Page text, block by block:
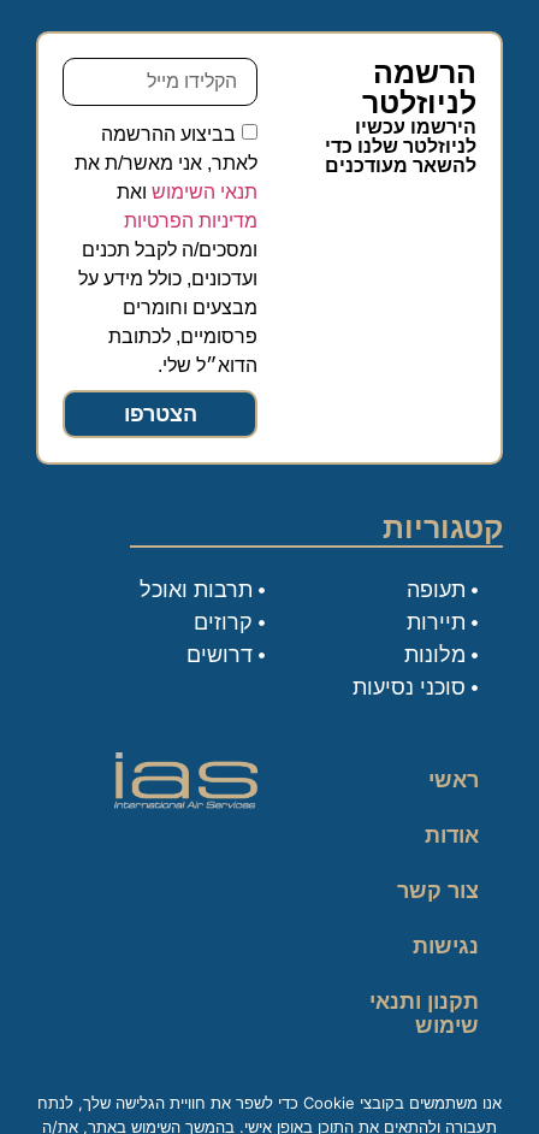
הרשמה
לניוזלטר
הירשמו עכשיו
לניוזלטר שלנו כדי
להשאר מעודכנים
בביצוע ההרשמה
לאתר, אני מאשר/ת את
תנאי השימוש ואת
מדיניות הפרטיות
ומסכים/ה לקבל תכנים
ועדכונים, כולל מידע על
מבצעים וחומרים
פרסומיים, לכתובת
הדוא״ל שלי.
הצטרפו
קטגוריות
תעופה
תיירות
מלונות
סוכני נסיעות
תרבות ואוכל
קרוזים
דרושים
ראשי
אודות
צור קשר
נגישות
תקנון ותנאי
שימוש
אנו משתמשים בקובצי Cookie כדי לשפר את חוויית הגלישה שלך, לנתח
תעבורה ולהתאים את התוכן באופן אישי. בהמשך השימוש באתר, את/ה